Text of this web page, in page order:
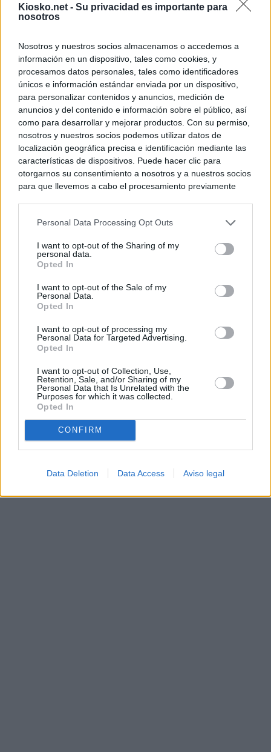
Kiosko.net - Su privacidad es importante para
nosotros
Nosotros y nuestros socios almacenamos o accedemos a
información en un dispositivo, tales como cookies, y
procesamos datos personales, tales como identificadores
únicos e información estándar enviada por un dispositivo,
para personalizar contenidos y anuncios, medición de
anuncios y del contenido e información sobre el público, así
como para desarrollar y mejorar productos. Con su permiso,
nosotros y nuestros socios podemos utilizar datos de
localización geográfica precisa e identificación mediante las
características de dispositivos. Puede hacer clic para
otorgarnos su consentimiento a nosotros y a nuestros socios
para que llevemos a cabo el procesamiento previamente
negar su consentimiento. Tenga en cuenta que algún
de su consentimiento, pero usted tiene el derecho de
rechazar tal procesamiento. Sus preferencias se aplicarán
cualquier momento entrando de nuevo en este sitio web o
visitando nuestra política de privacidad.
Personal Data Processing Opt Outs
I want to opt-out of the Sharing of my
personal data.
Opted In
I want to opt-out of the Sale of my
Personal Data.
Opted In
I want to opt-out of processing my
Personal Data for Targeted Advertising.
Opted In
I want to opt-out of Collection, Use,
Retention, Sale, and/or Sharing of my
Personal Data that Is Unrelated with the
Purposes for which it was collected.
Opted In
CONFIRM
Data Deletion Data Access Aviso legal